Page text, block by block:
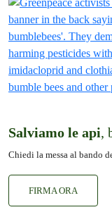
Salviamo le api,
Chiedi la messa al bando
FIRMA ORA